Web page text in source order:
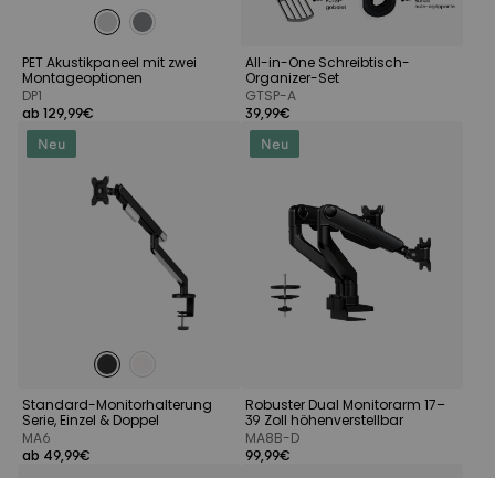
PET Akustikpaneel mit zwei
Montageoptionen
DP1
ab 129,99€
All-in-One Schreibtisch-
Organizer-Set
GTSP-A
39,99€
Neu
Standard-Monitorhalterung
Serie, Einzel & Doppel
MA6
ab 49,99€
Neu
Robuster Dual Monitorarm 17–
39 Zoll höhenverstellbar
MA8B-D
99,99€